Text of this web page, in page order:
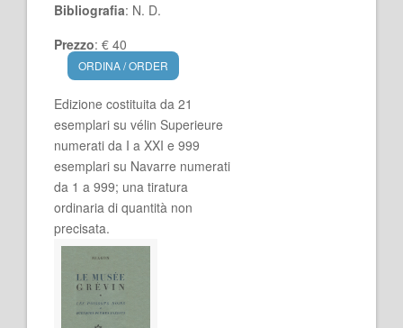
Bibliografia: N. D.
Prezzo: € 40
ORDINA / ORDER
Edizione costituita da 21
esemplari su vélin Superieure
numerati da I a XXI e 999
esemplari su Navarre numerati
da 1 a 999; una tiratura
ordinaria di quantità non
precisata.